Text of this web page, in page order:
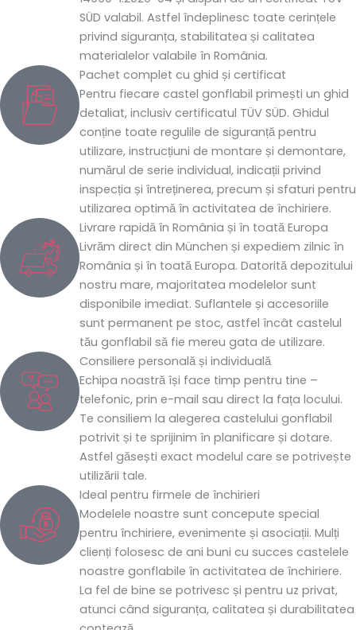
SÜD valabil. Astfel îndeplinesc toate cerințele
privind siguranța, stabilitatea și calitatea
materialelor valabile în România.
Pachet complet cu ghid și certificat
Pentru fiecare castel gonflabil primești un ghid
detaliat, inclusiv certificatul TÜV SÜD. Ghidul
conține toate regulile de siguranță pentru
utilizare, instrucțiuni de montare și demontare,
numărul de serie individual, indicații privind
inspecția și întreținerea, precum și sfaturi pentru
utilizarea optimă în activitatea de închiriere.
Livrare rapidă în România și în toată Europa
Livrăm direct din München și expediem zilnic în
România și în toată Europa. Datorită depozitului
nostru mare, majoritatea modelelor sunt
disponibile imediat. Suflantele și accesoriile
sunt permanent pe stoc, astfel încât castelul
tău gonflabil să fie mereu gata de utilizare.
Consiliere personală și individuală
Echipa noastră își face timp pentru tine –
telefonic, prin e-mail sau direct la fața locului.
Te consiliem la alegerea castelului gonflabil
potrivit și te sprijinim în planificare și dotare.
Astfel găsești exact modelul care se potrivește
utilizării tale.
Ideal pentru firmele de închirieri
Modelele noastre sunt concepute special
pentru închiriere, evenimente și asociații. Mulți
clienți folosesc de ani buni cu succes castelele
noastre gonflabile în activitatea de închiriere.
La fel de bine se potrivesc și pentru uz privat,
atunci când siguranța, calitatea și durabilitatea